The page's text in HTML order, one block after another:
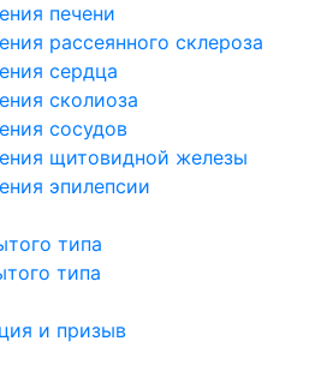
печени
рассеянного склероза
сердца
сколиоза
сосудов
щитовидной железы
эпилепсии
типа
типа
и призыв